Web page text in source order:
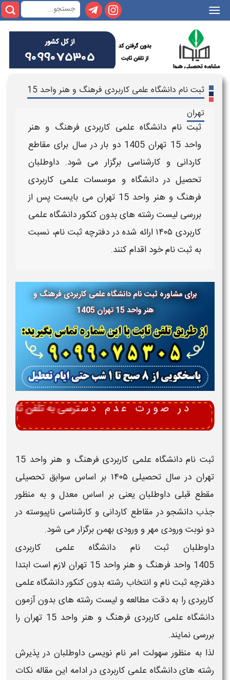
|||
ثبت نام دانشگاه علمی کاربردی فرهنگ و هنر واحد 15
تهران
ثبت نام دانشگاه علمی کاربردی فرهنگ و هنر
واحد 15 تهران
1405 دو بار در سال برای مقاطع
کاردانی و کارشناسی برگزار می شود. داوطلبان
تحصیل دردانشگاه و موسسات علمی کاربردی
فرهنگ و هنر واحد 15 تهران
می بایست پس از
بررسی لیست رشته های بدون کنکور دانشگاه علمی
کاربردی ۱۴۰۵ ارائه شده در دفترچه ثبت نام، نسبت
به ثبت نام خود اقدام کنند.
برای مشاوره ثبت نام دانشگاه علمی کاربردی فرهنگ و
هنر واحد 15 تهران
1405
ثبت نام دانشگاه علمی کاربردی فرهنگ و هنر واحد 15
تهران در سال تحصیلی ۱۴۰۵ بر اساس سوابق تحصیلی
مقطع قبلی داوطلبان یعنی بر اساس معدل وبه منظور
جذب دانشجو در مقاطع کاردانی و کارشناسی ناپیوسته در
دو نوبت ورودی مهرو ورودیبهمنبرگزار می شود.
داوطلبانثبت نام دانشگاه علمی کاربردی
1405 واحد فرهنگ و هنر واحد 15 تهران
لازم است ابتدا
دفترچه ثبت نام و انتخاب رشته بدون کنکور دانشگاه علمی
کاربردیرا به دقت مطالعه ولیست رشته های بدون آزمون
دانشگاه علمی کاربردی فرهنگ و هنر واحد 15 تهران
را
بررسی نمایند.
لذا به منظور سهولت امر نام نویسی داوطلبان در پذیرش
رشته هایدانشگاه علمی کاربردی در ادامه این مقاله نکات